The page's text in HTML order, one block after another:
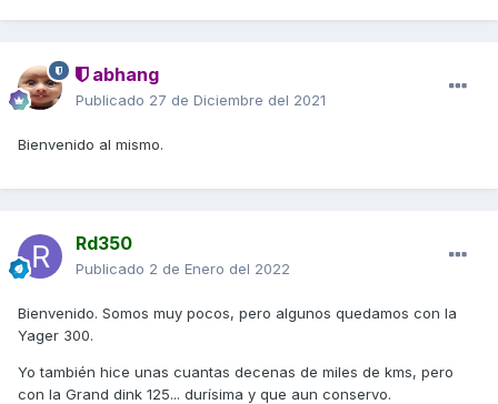
abhang
Publicado 27 de Diciembre del 2021
Bienvenido al mismo.
Rd350
Publicado 2 de Enero del 2022
Bienvenido. Somos muy pocos, pero algunos quedamos con la
Yager 300.
Yo también hice unas cuantas decenas de miles de kms, pero
con la Grand dink 125... durísima y que aun conservo.